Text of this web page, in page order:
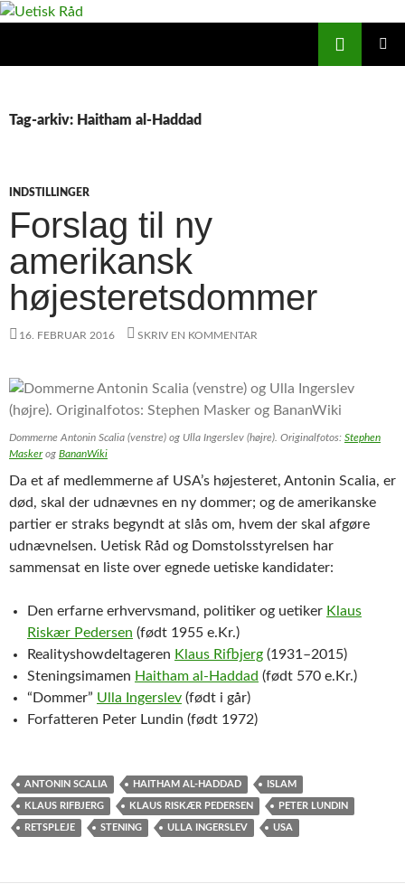
Hop
Tag-arkiv: Haitham al-Haddad
INDSTILLINGER
Forslag til ny
amerikansk
højesteretsdommer
16. FEBRUAR 2016 SKRIV EN KOMMENTAR
Dommerne Antonin Scalia (venstre) og Ulla Ingerslev (højre). Originalfotos: Stephen
Maskerog BananWiki
Da et af medlemmerne af USA’s højesteret, Antonin Scalia, er
død, skal der udnævnes en ny dommer; og de amerikanske
partier er straks begyndt at slås om, hvem der skal afgøre
udnævnelsen. Uetisk Råd og Domstolsstyrelsen har
sammensat en liste over egnede uetiske kandidater:
Den erfarne erhvervsmand, politiker og uetiker Klaus
Riskær Pedersen (født 1955 e.Kr.)
Realityshowdeltageren Klaus Rifbjerg (1931–2015)
Steningsimamen Haitham al-Haddad (født 570 e.Kr.)
“Dommer” Ulla Ingerslev (født i går)
Forfatteren Peter Lundin (født 1972)
ANTONIN SCALIA HAITHAM AL-HADDAD ISLAM
KLAUS RIFBJERG KLAUS RISKÆR PEDERSEN PETER LUNDIN
RETSPLEJE STENING ULLA INGERSLEV USA